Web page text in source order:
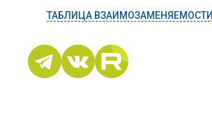
ТАБЛИЦА ВЗАИМОЗАМЕНЯЕМОСТИ